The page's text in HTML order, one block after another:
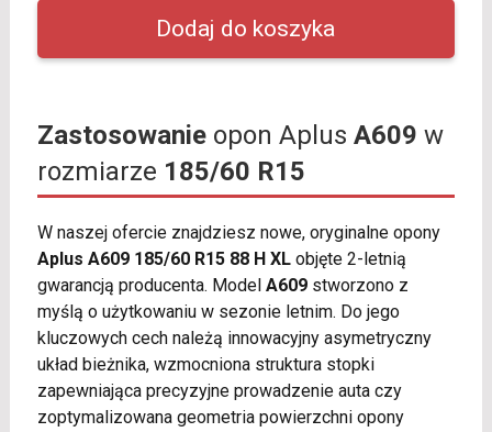
Zastosowanieopon Aplus A609 w
rozmiarze 185/60 R15
W naszej ofercie znajdziesz nowe, oryginalne opony
Aplus A609 185/60 R15 88 H XLobjęte 2-letnią
gwarancją producenta. Model A609stworzono z
myślą o użytkowaniu w sezonie letnim. Do jego
kluczowych cech należą innowacyjny asymetryczny
układ bieżnika, wzmocniona struktura stopki
zapewniająca precyzyjne prowadzenie auta czy
zoptymalizowana geometria powierzchni opony